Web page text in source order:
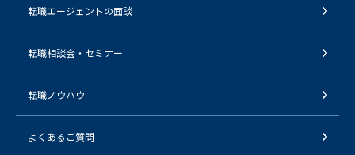
転職エージェントの面談
転職相談会・セミナー
転職ノウハウ
よくあるご質問